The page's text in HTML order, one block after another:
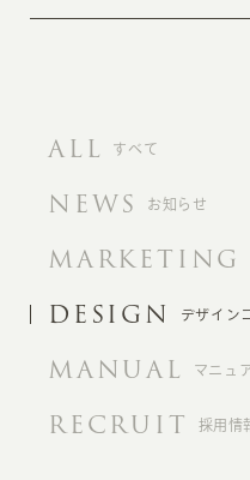
ALL すべて
NEWS お知らせ
MARKETING
DESIGN デザイン
MANUAL マニュ
RECRUIT 採用情